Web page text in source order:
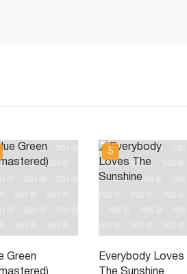
Green
Everybody Loves
The Sunshine